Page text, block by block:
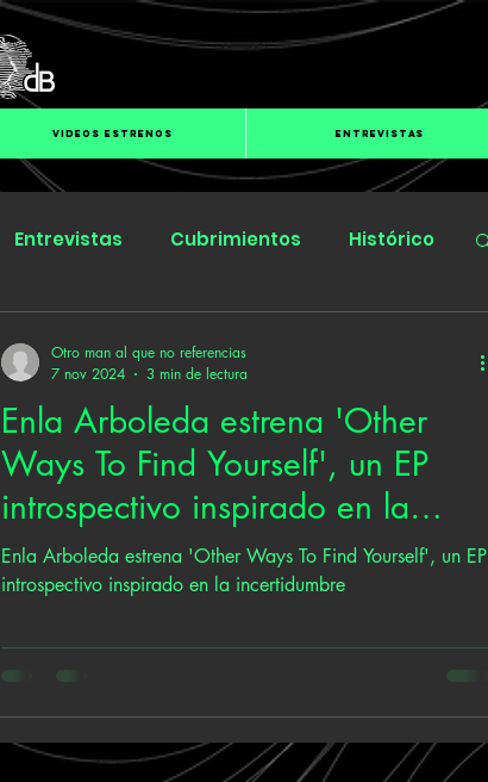
VIDEOS ESTRENOS ENTREVISTAS
Entrevistas Cubrimientos Histórico
Enla Arboleda estrena 'Other
Ways To Find Yourself', un EP
introspectivo inspirado en la
incertidumbre
Enla Arboleda estrena 'Other Ways To Find Yourself', un EP
introspectivo inspirado en la incertidumbre
Otro man al que no referencias
7 nov 2024
3 min de lectura